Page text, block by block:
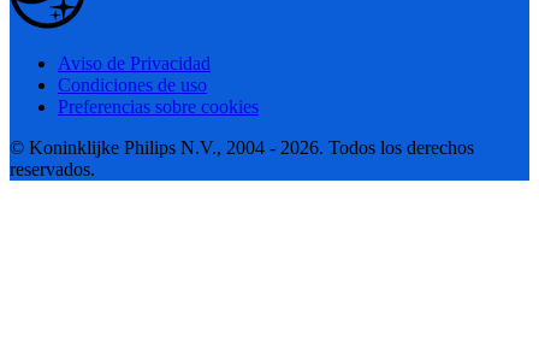
Aviso de Privacidad
Condiciones de uso
Preferencias sobre cookies
© Koninklijke Philips N.V., 2004 - 2026. Todos los derechos
reservados.